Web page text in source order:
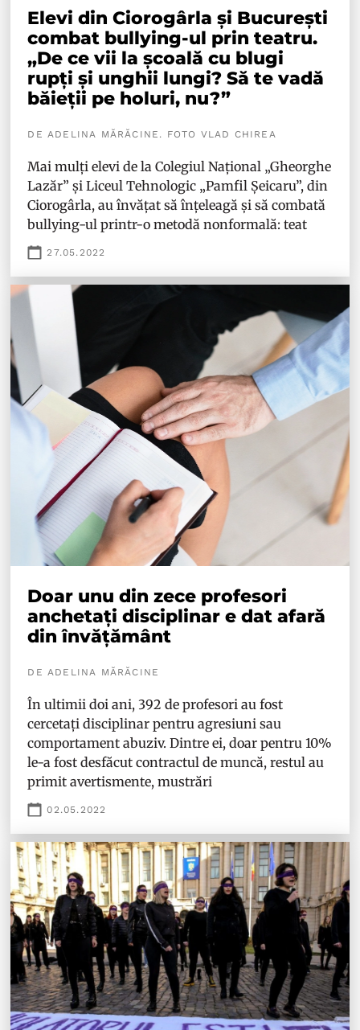
Elevi din Ciorogârla și București
combat bullying-ul prin teatru.
„De ce vii la școală cu blugi
rupți și unghii lungi? Să te vadă
băieții pe holuri, nu?”
DE ADELINA MĂRĂCINE. FOTO VLAD CHIREA
Mai mulți elevi de la Colegiul Național „Gheorghe
Lazăr” și Liceul Tehnologic „Pamfil Șeicaru”, din
Ciorogârla, au învățat să înțeleagă și să combată
bullying-ul printr-o metodă nonformală: teat
27.05.2022
Doar unu din zece profesori
anchetați disciplinar e dat afară
din învățământ
DE ADELINA MĂRĂCINE
În ultimii doi ani, 392 de profesori au fost
cercetați disciplinar pentru agresiuni sau
comportament abuziv. Dintre ei, doar pentru 10%
le-a fost desfăcut contractul de muncă, restul au
primit avertismente, mustrări
02.05.2022